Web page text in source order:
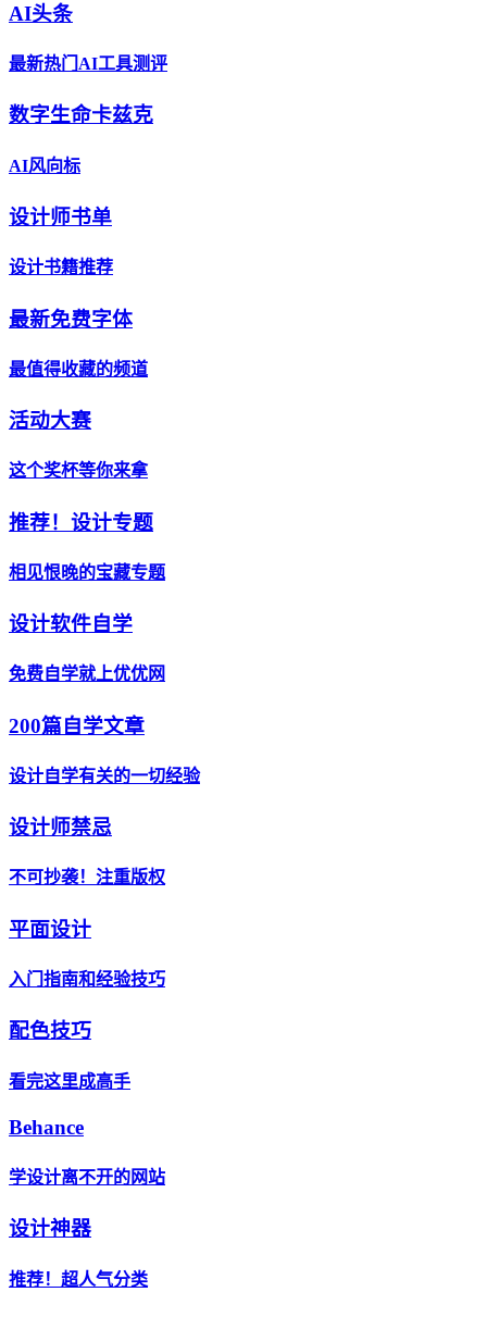
AI头条
最新热门AI工具测评
数字生命卡兹克
AI风向标
设计师书单
设计书籍推荐
最新免费字体
最值得收藏的频道
活动大赛
这个奖杯等你来拿
推荐！设计专题
相见恨晚的宝藏专题
设计软件自学
免费自学就上优优网
200篇自学文章
设计自学有关的一切经验
设计师禁忌
不可抄袭！注重版权
平面设计
入门指南和经验技巧
配色技巧
看完这里成高手
Behance
学设计离不开的网站
设计神器
推荐！超人气分类